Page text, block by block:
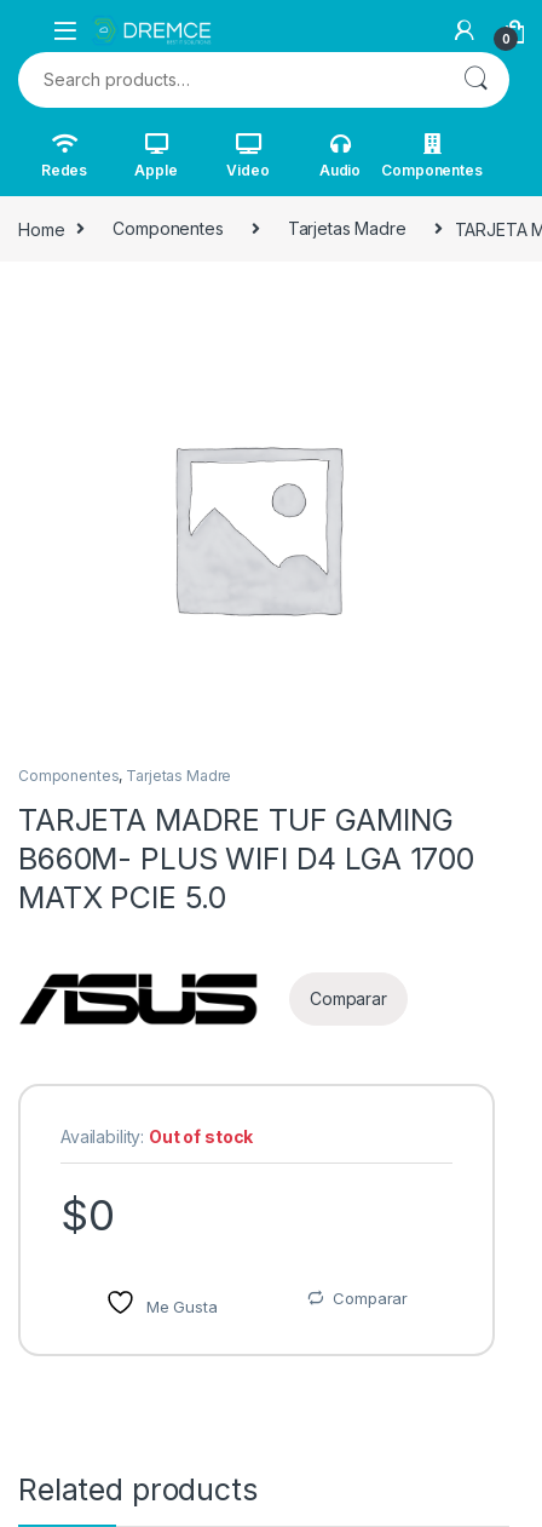
0
Search for:
Redes Apple Video Audio Componentes
Home Componentes Tarjetas Madre TARJETA
Componentes, Tarjetas Madre
TARJETA MADRE TUF GAMING
B660M- PLUS WIFI D4 LGA 1700
MATX PCIE 5.0
Comparar
Availability: Out of stock
$0
Me Gusta Comparar
Related products